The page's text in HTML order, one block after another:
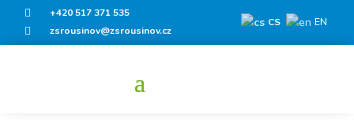
 +420 517 371 535
 zsrousinov@zsrousinov.cz
CS EN